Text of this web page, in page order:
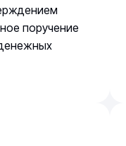
поручение